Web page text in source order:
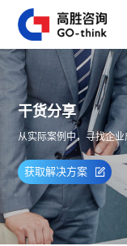
干货分享
从实际案例中，寻找企
获取解决方案